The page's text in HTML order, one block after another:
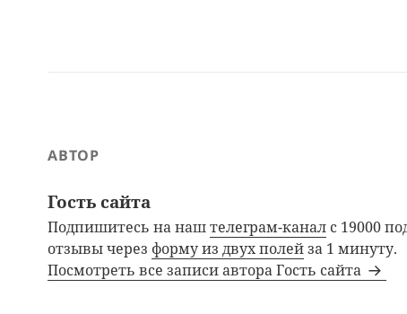
АВТОР
Гость сайта
Подпишитесь на наштелеграм-канал с 19000
отзывы через форму из двух полейза 1 минуту.
Посмотреть все записи автора Гость сайта